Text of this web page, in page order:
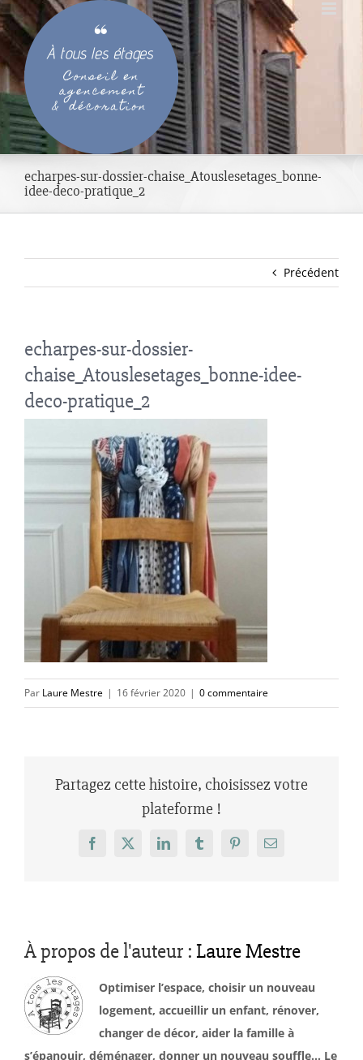
Passer
au
contenu
echarpes-sur-dossier-chaise_Atouslesetages_bonne-
idee-deco-pratique_2
Précédent
echarpes-sur-dossier-
chaise_Atouslesetages_bonne-idee-
deco-pratique_2
Par Laure Mestre | 16 février 2020 | 0 commentaire
Partagez cette histoire, choisissez votre
plateforme !
Facebook
X LinkedInTumblrPinterestEmail
À propos de l'auteur : Laure Mestre
Optimiser l’espace, choisir un nouveau
logement, accueillir un enfant, rénover,
changer de décor, aider la famille à
s’épanouir, déménager, donner un nouveau souffle… Le